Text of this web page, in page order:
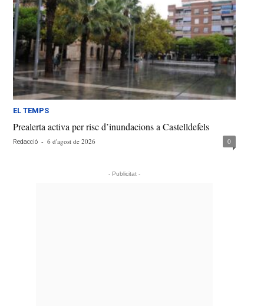
EL TEMPS
Prealerta activa per risc d’inundacions a Castelldefels
Redacció - 6 d'agost de 2026 0
- Publicitat -